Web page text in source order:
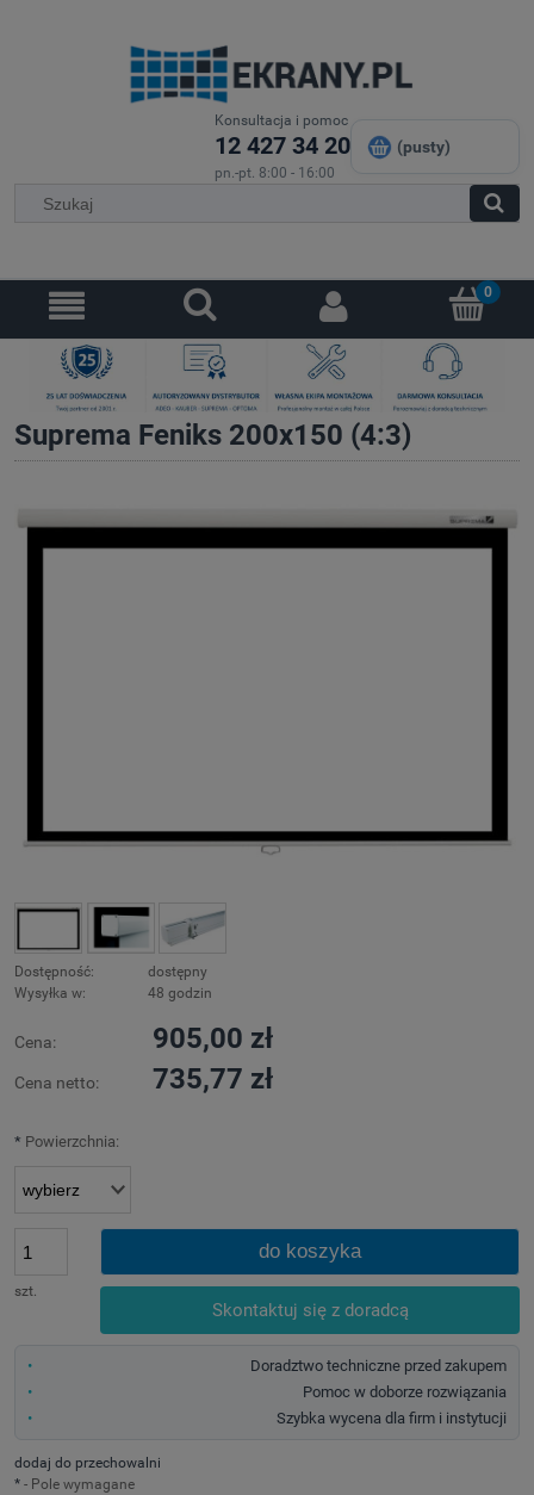
Konsultacja i pomoc
12 427 34 20
pn.-pt. 8:00 - 16:00
(pusty)
Suprema Feniks 200x150 (4:3)
Dostępność:
dostępny
Wysyłka w:
48 godzin
Cena: 905,00 zł
Cena netto: 735,77 zł
* Powierzchnia:
szt.
do koszyka
Skontaktuj się z doradcą
Doradztwo techniczne przed zakupem
Pomoc w doborze rozwiązania
Szybka wycena dla firm i instytucji
dodaj do przechowalni
* - Pole wymagane